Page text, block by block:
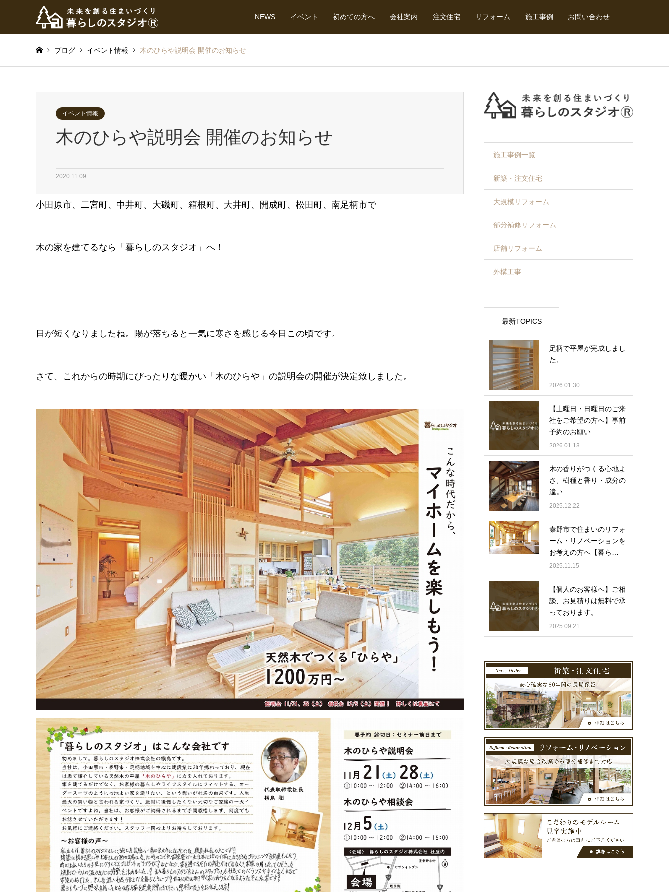
NEWS イベント 初めての方へ 会社案内 注文住宅 リフォーム 施工事例 お問い合わせ
ブログ イベント情報 木のひらや説明会 開催のお知らせ
イベント情報
木のひらや説明会 開催のお知らせ
2020.11.09
小田原市、二宮町、中井町、大磯町、箱根町、大井町、開成町、松田町、南足柄市で
木の家を建てるなら「暮らしのスタジオ」へ！
日が短くなりましたね。陽が落ちると一気に寒さを感じる今日この頃です。
さて、これからの時期にぴったりな暖かい「木のひらや」の説明会の開催が決定致しました。
施工事例一覧
新築・注文住宅
大規模リフォーム
部分補修リフォーム
店舗リフォーム
外構工事
最新TOPICS
足柄で平屋が完成しまし
た。
2026.01.30
【土曜日・日曜日のご来
社をご希望の方へ】事前
予約のお願い
2026.01.13
木の香りがつくる心地よ
さ、樹種と香り・成分の
違い
2025.12.22
秦野市で住まいのリフォ
ーム・リノベーションを
お考えの方へ【暮ら…
2025.11.15
【個人のお客様へ】ご相
談、お見積りは無料で承
っております。
2025.09.21